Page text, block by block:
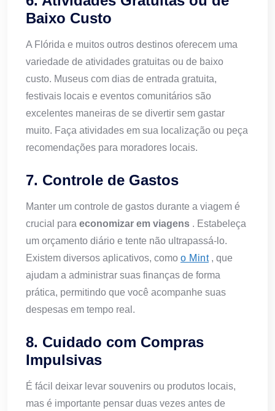
Baixo Custo
A Flórida e muitos outros destinos oferecem uma
variedade de atividades gratuitas ou de baixo
custo. Museus com dias de entrada gratuita,
festivais locais e eventos comunitários são
excelentes maneiras de se divertir sem gastar
muito. Faça atividades em sua localização ou peça
recomendações para moradores locais.
7. Controle de Gastos
Manter um controle de gastos durante a viagem é
crucial para economizar em viagens . Estabeleça
um orçamento diário e tente não ultrapassá-lo.
Existem diversos aplicativos, como o Mint, que
ajudam a administrar suas finanças de forma
prática, permitindo que você acompanhe suas
despesas em tempo real.
8. Cuidado com Compras
Impulsivas
É fácil deixar levar souvenirs ou produtos locais,
mas é importante pensar duas vezes antes de